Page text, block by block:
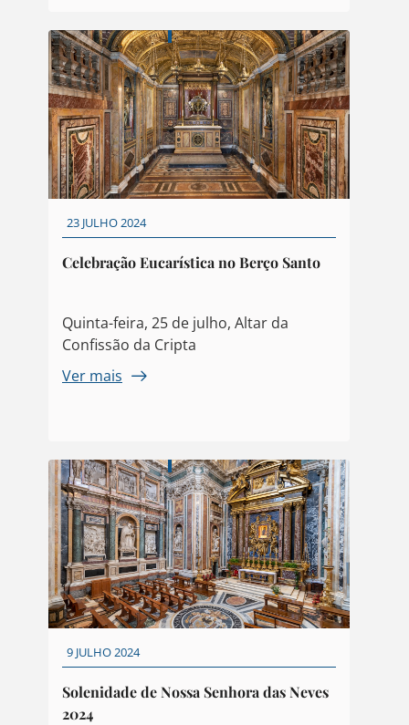
23 JULHO 2024
Celebração Eucarística no Berço Santo
Quinta-feira, 25 de julho, Altar da
Confissão da Cripta
Ver mais
9 JULHO 2024
Solenidade de Nossa Senhora das Neves
2024